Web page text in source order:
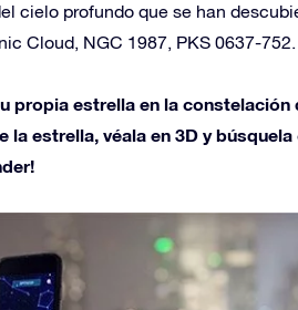
cielo profundo que se han
Cloud, NGC 1987, PKS 0637-752.
propia estrella en la constelación
la estrella, véala en 3D y búsquela